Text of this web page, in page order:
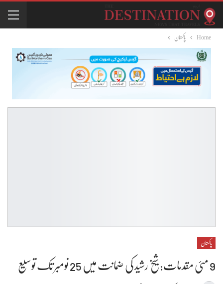
Home پاکستان
پاکستان
9 مئی مقدمات: شیخ رشید کی ضمانت میں 25 نومبر تک توسیع